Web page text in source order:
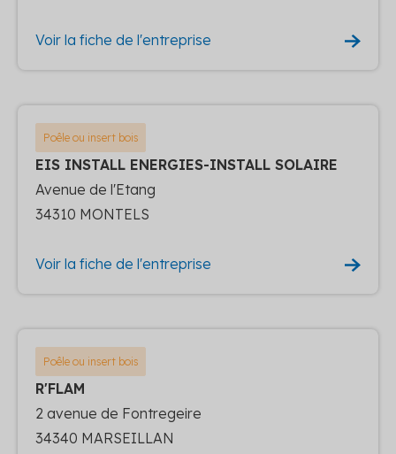
Voir la fiche de l'entreprise
Poêle ou insert bois
EIS INSTALL ENERGIES-INSTALL SOLAIRE
Avenue de l'Etang
34310 MONTELS
Voir la fiche de l'entreprise
Poêle ou insert bois
R'FLAM
2 avenue de Fontregeire
34340 MARSEILLAN